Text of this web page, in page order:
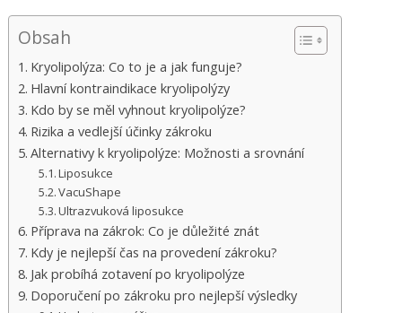
Obsah
Kryolipolýza: Co to je a jak funguje?
Hlavní kontraindikace kryolipolýzy
Kdo by se měl vyhnout kryolipolýze?
Rizika a vedlejší účinky zákroku
Alternativy k kryolipolýze: Možnosti a srovnání
Liposukce
VacuShape
Ultrazvuková liposukce
Příprava na zákrok: Co je důležité znát
Kdy je nejlepší čas na provedení zákroku?
Jak probíhá zotavení po kryolipolýze
Doporučení po zákroku pro nejlepší výsledky